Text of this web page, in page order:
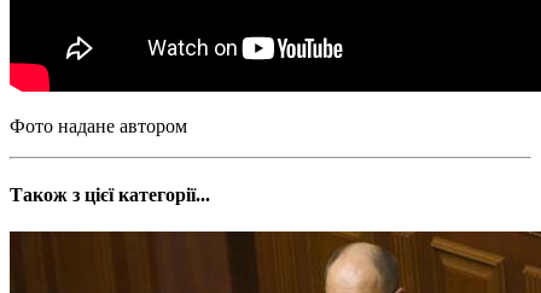
Фото надане автором
Також з цієї категорії...